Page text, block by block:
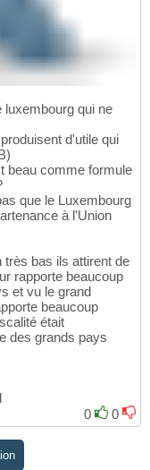
luxembourg qui ne
d'utile qui
beau comme formule
que le Luxembourg
à l'Union
bas ils attirent de
rapporte beaucoup
et vu le grand
beaucoup
était
des grands pays
0
0